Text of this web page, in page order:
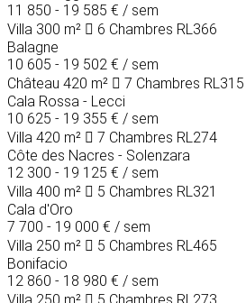
11 850 - 19 585 € / sem
Villa 300 m² 6 Chambres RL366
Balagne
10 605 - 19 502 € / sem
Château 420 m² 7 Chambres RL315
Cala Rossa - Lecci
10 625 - 19 355 € / sem
Villa 420 m² 7 Chambres RL274
Côte des Nacres - Solenzara
12 300 - 19 125 € / sem
Villa 400 m² 5 Chambres RL321
Cala d'Oro
7 700 - 19 000 € / sem
Villa 250 m² 5 Chambres RL465
Bonifacio
12 860 - 18 980 € / sem